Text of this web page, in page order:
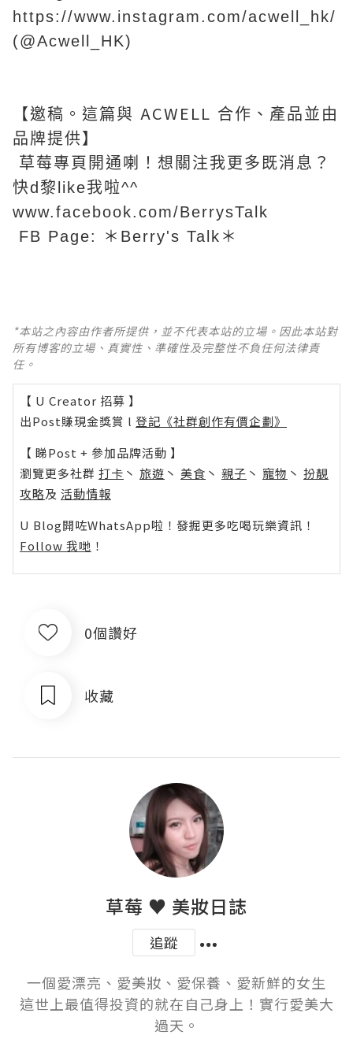
https://www.instagram.com/acwell_hk/
(@Acwell_HK)
【邀稿。這篇與 ACWELL 合作、產品並由
品牌提供】
草莓專頁開通喇！想關注我更多既消息？
快d黎like我啦^^
www.facebook.com/BerrysTalk
FB Page: ＊Berry's Talk＊
*本站之內容由作者所提供，並不代表本站的立場。因此本站對
所有博客的立場、真實性、準確性及完整性不負任何法律責
任。
【 U Creator 招募 】
出Post賺現金獎賞 l 登記《社群創作有價企劃》
【 睇Post + 參加品牌活動 】
瀏覽更多社群 打卡 丶 旅遊 丶 美食 丶 親子 丶 寵物 丶 扮靚
攻略及 活動情報
U Blog開咗WhatsApp啦！發掘更多吃喝玩樂資訊！
Follow 我哋 ！
0個讚好
收藏
草莓 ♥ 美妝日誌
追蹤
一個愛漂亮、愛美妝、愛保養、愛新鮮的女生
這世上最值得投資的就在自己身上！實行愛美大
過天。